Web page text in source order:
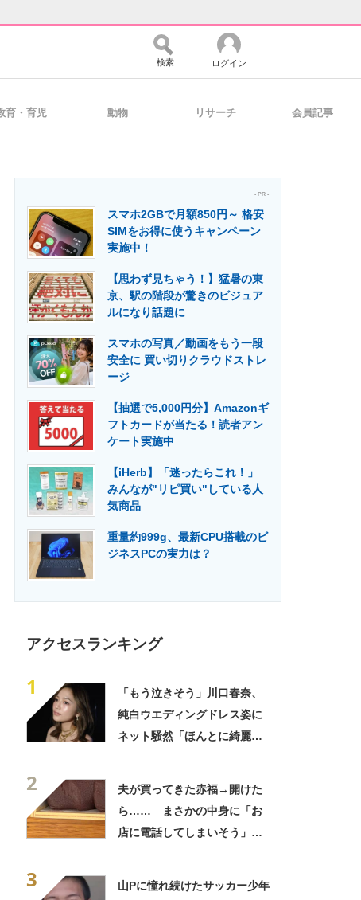
コミュニティ マーケ×ITの今がよく分かる
活用を支援
門メディア 建設×テクノロジーの最前線
検索 ログイン
育・育児 動物 リサーチ 会員記事
- PR -
スマホ2GBで月額850円～ 格安
SIMをお得に使うキャンペーン
実施中！
【思わず見ちゃう！】猛暑の東
京、駅の階段が驚きのビジュア
ルになり話題に
スマホの写真／動画をもう一段
安全に 買い切りクラウドストレ
ージ
【抽選で5,000円分】Amazonギ
フトカードが当たる！読者アン
ケート実施中
【iHerb】「迷ったらこれ！」
みんなが"リピ買い"している人
気商品
重量約999g、最新CPU搭載のビ
ジネスPCの実力は？
アクセスランキング
1
「もう泣きそう」川口春奈、
純白ウエディングドレス姿に
ネット騒然「ほんとに綺麗」
2
夫が買ってきた赤福→開けた
ら…… まさかの中身に「お
店に電話してしまいそう」
3
山Pに憧れ続けたサッカー少年